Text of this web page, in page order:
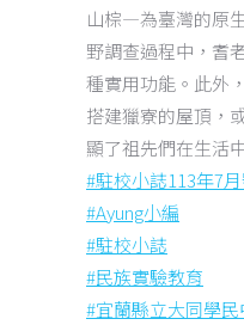
山棕—為臺灣的原
野調查過程中，耆
種實用功能。此外
搭建獵寮的屋頂，
顯了祖先們在生活
#駐校小誌113年7
#Ayung小編
#駐校小誌
#民族實驗教育
#宜蘭縣立大同學